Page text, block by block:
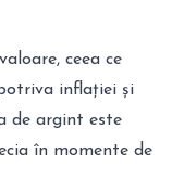
ceea ce
inflației și
de argint este
în momente de